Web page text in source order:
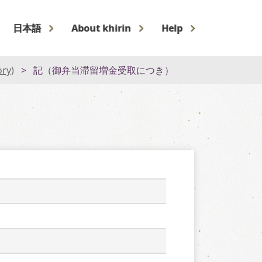
日本語 About khirin Help
記（御弁当滞留増金受取につき）